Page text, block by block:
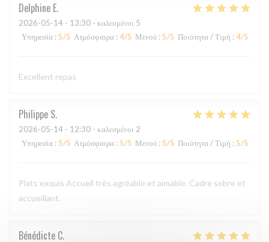
Delphine E
2026-05-14 - 13:30 - καλεσμένοι 5
Υπηρεσία : 5/5 Ατμόσφαιρα : 4/5 Μενού : 5/5 Ποιότητα / Τιμή : 4/5
Excellent repas
Philippe S
2026-05-14 - 12:30 - καλεσμένοι 2
Υπηρεσία : 5/5 Ατμόσφαιρα : 5/5 Μενού : 5/5 Ποιότητα / Τιμή : 5/5
Plats exquis Accueil très agréable et aimable. Cadre sobre et
accueillant.
Bénédicte C